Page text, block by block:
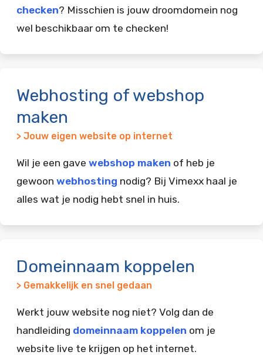
checken? Misschien is jouw droomdomein nog
wel beschikbaar om te checken!
Webhosting of webshop
maken
> Jouw eigen website op internet
Wil je een gave webshop maken of heb je
gewoon webhosting nodig? Bij Vimexx haal je
alles wat je nodig hebt snel in huis.
Domeinnaam koppelen
> Gemakkelijk en snel gedaan
Werkt jouw website nog niet? Volg dan de
handleiding domeinnaam koppelen om je
website live te krijgen op het internet.